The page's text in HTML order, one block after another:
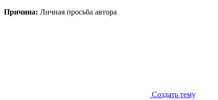
Причина: Личная просьба автора
Создать тему